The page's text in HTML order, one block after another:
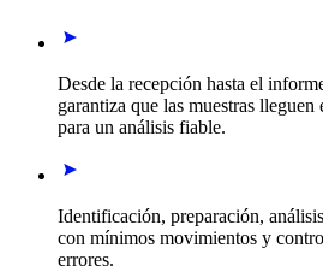
Desde la recepción hasta el
garantiza que las muestras
para un análisis fiable.
Identificación, preparación,
con mínimos movimientos y
errores.